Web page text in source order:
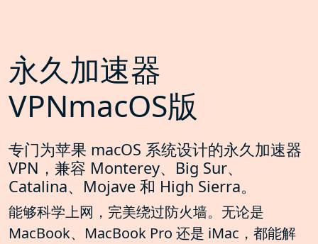
永久加速器
VPNmacOS版
专门为苹果 macOS 系统设计的永久加速器
VPN，兼容 Monterey、Big Sur、
Catalina、Mojave 和 High Sierra。
能够科学上网，完美绕过防火墙。无论是
MacBook、MacBook Pro 还是 iMac，都能解